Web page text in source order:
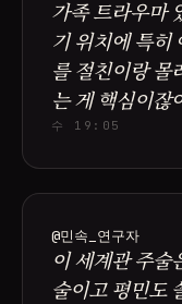
가족 트라우마
기 위치에 특히
를 절친이랑 몰
는 게 핵심이잖
수 19:05
@민속_연구자
이 세계관 주술
술이고 평민도